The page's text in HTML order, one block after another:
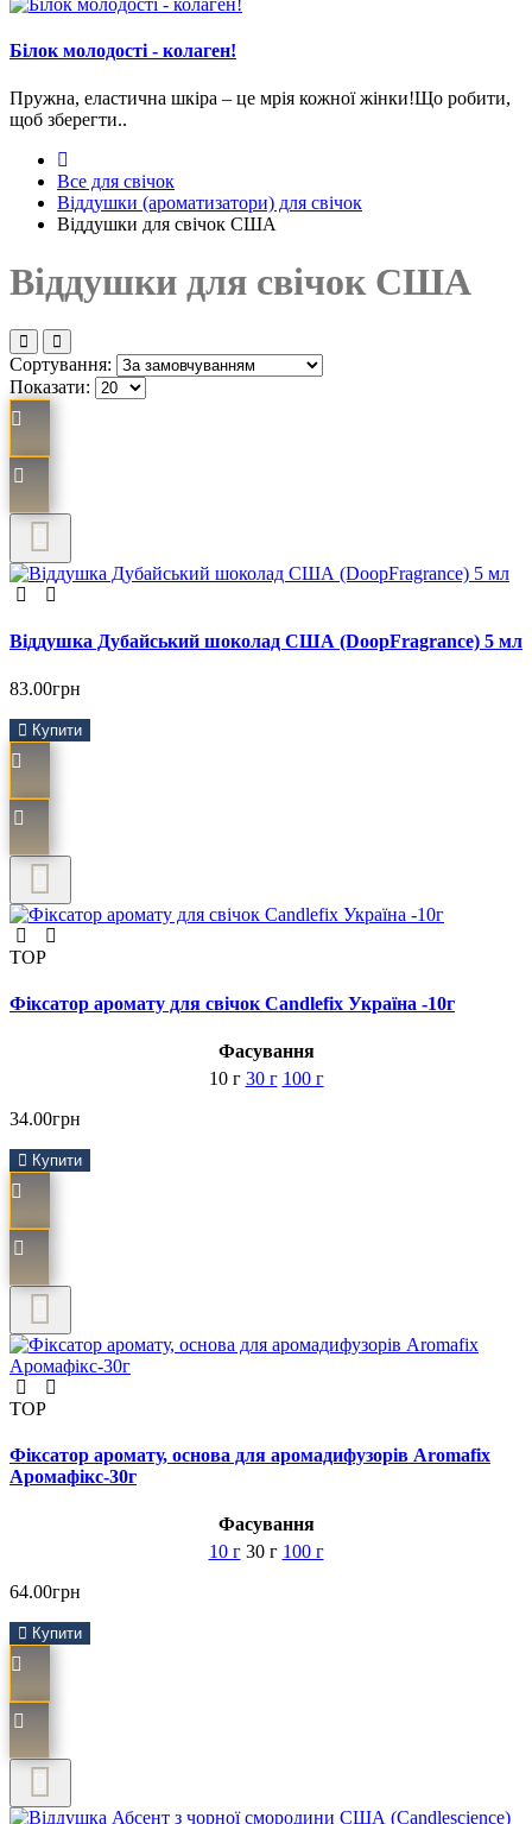
Білок молодості - колаген!
Пружна, еластична шкіра – це мрія кожної жінки!Що робити,
щоб зберегти..
Все для свічок
Віддушки (ароматизатори) для свічок
Віддушки для свічок США
Віддушки для свічок США
Сортування:
Показати:
Віддушка Дубайський шоколад США (DoopFragrance) 5 мл
83.00грн
Купити
TOP
Фіксатор аромату для свічок Candlefix Україна -10г
Фасування
10 г 30 г 100 г
34.00грн
Купити
TOP
Фіксатор аромату, основа для аромадифузорів Aromafix
Аромафікс-30г
Фасування
10 г 30 г 100 г
64.00грн
Купити